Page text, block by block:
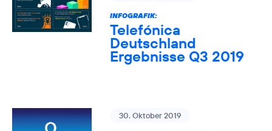
INFOGRAFIK:
Telefónica
Deutschland
Ergebnisse Q3 2019
30. Oktober 2019